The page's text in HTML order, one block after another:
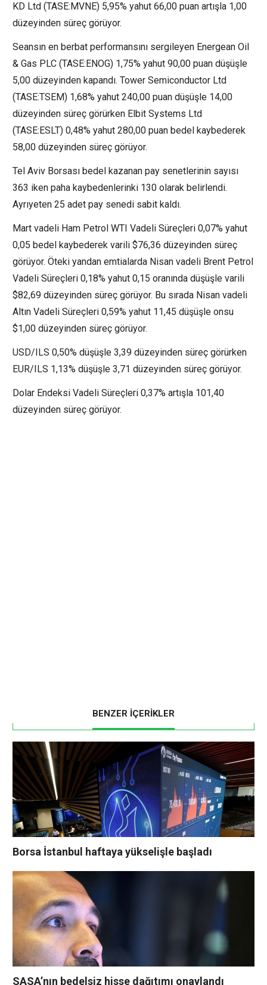
KD Ltd (TASE: MVNE) 5,95% yahut 66,00 puan artışla 1,00
düzeyinden süreç görüyor.
Seansın en berbat performansını sergileyen Energean Oil
& Gas PLC (TASE: ENOG) 1,75% yahut 90,00 puan düşüşle
5,00 düzeyinden kapandı. Tower Semiconductor Ltd
(TASE:TSEM) 1,68% yahut 240,00 puan düşüşle 14,00
düzeyinden süreç görürken Elbit Systems Ltd
(TASE: ESLT) 0,48% yahut 280,00 puan bedel kaybederek
58,00 düzeyinden süreç görüyor.
Tel Aviv Borsası bedel kazanan pay senetlerinin sayısı
363 iken paha kaybedenlerinki 130 olarak belirlendi.
Ayrıyeten 25 adet pay senedi sabit kaldı.
Mart vadeli Ham Petrol WTI Vadeli Süreçleri 0,07% yahut
0,05 bedel kaybederek varili $76,36 düzeyinden süreç
görüyor. Öteki yandan emtialarda Nisan vadeli Brent Petrol
Vadeli Süreçleri 0,18% yahut 0,15 oranında düşüşle varili
$82,69 düzeyinden süreç görüyor. Bu sırada Nisan vadeli
Altın Vadeli Süreçleri 0,59% yahut 11,45 düşüşle onsu
$1,00 düzeyinden süreç görüyor.
USD/ILS 0,50% düşüşle 3,39 düzeyinden süreç görürken
EUR/ILS 1,13% düşüşle 3,71 düzeyinden süreç görüyor.
Dolar Endeksi Vadeli Süreçleri 0,37% artışla 101,40
düzeyinden süreç görüyor.
BENZER İÇERİKLER
Borsa İstanbul haftaya yükselişle başladı
SASA’nın bedelsiz hisse dağıtımı onaylandı